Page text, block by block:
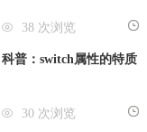
38 次浏览
科普：switch属性的特质
30 次浏览